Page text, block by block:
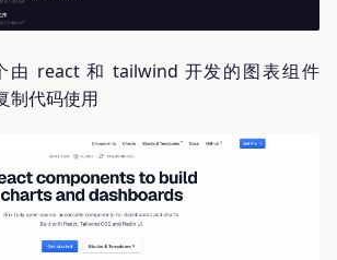
由 react 和 tailwind 开发的图表组件
制代码使用